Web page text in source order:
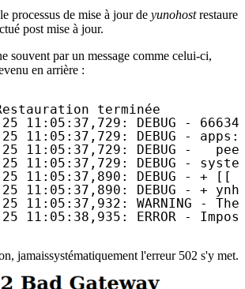
processus de mise à jour de yunohostrestaure
post mise à jour.
souvent par un message comme celui-ci,
en arrière :
terminée
25 11:05:37,729: DEBUG -
11:05:37,729: DEBUG - apps:
25 11:05:37,729: DEBUG -
25 11:05:37,729: DEBUG -
25 11:05:37,890: DEBUG - +
25 11:05:37,890: DEBUG - +
25 11:05:37,932: WARNING -
25 11:05:38,935: ERROR -
jamaissystématiquement l'erreur 502 s'y met.